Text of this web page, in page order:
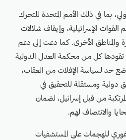
بما في ذلك الأمم المتحدة للتحرك
الإسرائيلية، وإيقاف شلالات
والمناطق الأخرى. كما دعت إلى دعم
تقودها كل من محكمة العدل الدولية
حد لسياسة الإفلات من العقاب،
دولية ومستقلة للتحقيق في
من قبل إسرائيل، لضمان
والانتصاف لهم.
للهجمات على المستشفيات